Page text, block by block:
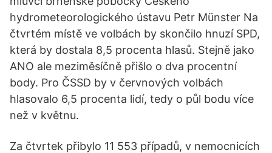
hydrometeorolo­gického ústavu Petr Münster Na
čtvrtém místě ve volbách by skončilo hnuzí SPD,
která by dostala 8,5 procenta hlasů. Stejně jako
ANO ale meziměsíčně přišlo o dva procentní
body. Pro ČSSD by v červnových volbách
hlasovalo 6,5 procenta lidí, tedy o půl bodu více
než v květnu.
Za čtvrtek přibylo 11 553 případů, v nemocnicích